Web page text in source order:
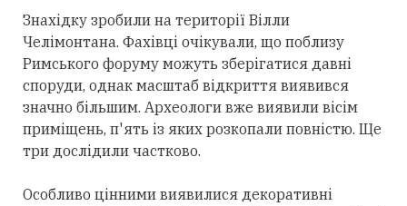
Знахідку зробили на території Вілли
Челімонтана. Фахівці очікували, що поблизу
Римського форуму можуть зберігатися давні
споруди, однак масштаб відкриття виявився
значно більшим. Археологи вже виявили вісім
приміщень, п'ять із яких розкопали повністю. Ще
три дослідили частково.
Особливо цінними виявилися декоративні